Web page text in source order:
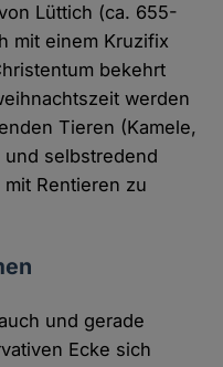
Lüttich (ca. 655-
mit einem Kruzifix
bekehrt
werden
Tieren (Kamele,
selbstredend
Rentieren zu
und gerade
Ecke sich